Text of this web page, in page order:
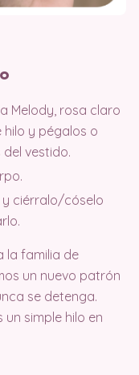
Melody, rosa claro
y pégalos o
vestido.
y ciérralo/cóselo
la familia de
un nuevo patrón
se detenga.
simple hilo en